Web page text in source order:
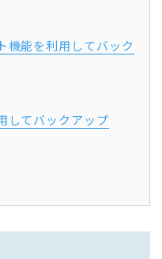
能を利用してバック
してバックアップ